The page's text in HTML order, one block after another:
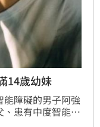
14歲幼妹
障礙的男子阿強
、患有中度智能障